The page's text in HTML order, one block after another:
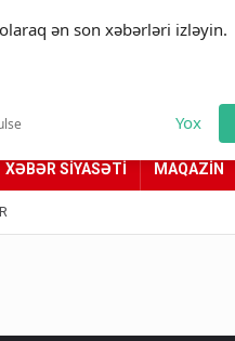
ən son xəbərləri izləyin.
Yox
(012) 449 94 05
XƏBƏR SİYASƏTİ MAQAZİN